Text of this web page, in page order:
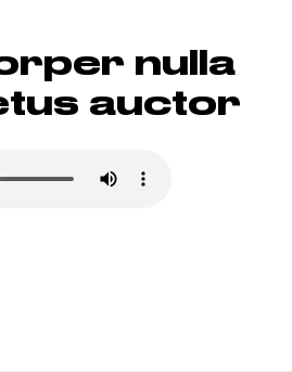
nulla
auctor